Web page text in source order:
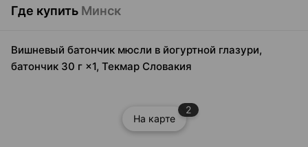
Где купить Минск
Вишневый батончик мюсли в йогуртной глазури,
батончик 30 г ×1, Текмар Словакия
На карте
2